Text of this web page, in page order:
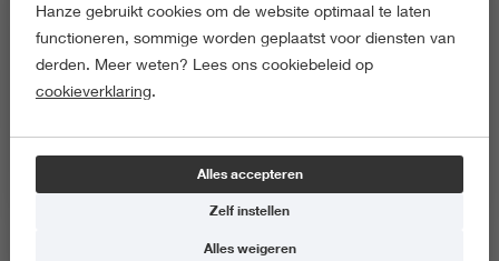
Gekozen filters:
Aarde en Milieu
Onderwijs en Opvoeding
Recht en Bestuur
Kunst en Cultuur
Gedrag en Maatschappij
Hanze gebruikt cookies om de website optimaal te laten
functioneren, sommige worden geplaatst voor diensten van
derden. Meer weten? Lees ons cookiebeleid op
cookieverklaring.
Alles accepteren
Zelf instellen
Alles weigeren